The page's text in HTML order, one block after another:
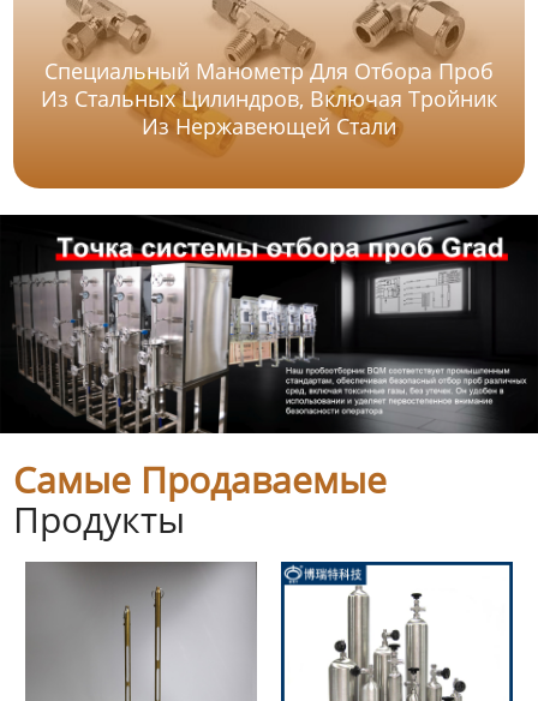
Специальный Манометр Для Отбора Проб
Из Стальных Цилиндров, Включая Тройник
Из Нержавеющей Стали
Самые Продаваемые
Продукты